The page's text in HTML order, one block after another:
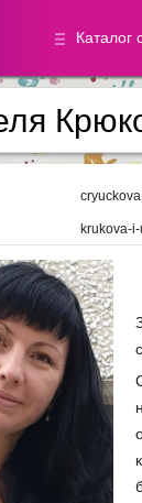
Каталог
59870 krukova-